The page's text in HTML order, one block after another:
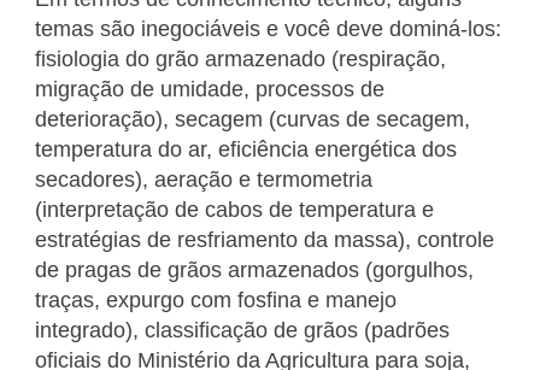
temas são inegociáveis e você deve dominá-los:
fisiologia do grão armazenado (respiração,
migração de umidade, processos de
deterioração), secagem (curvas de secagem,
temperatura do ar, eficiência energética dos
secadores), aeração e termometria
(interpretação de cabos de temperatura e
estratégias de resfriamento da massa), controle
de pragas de grãos armazenados (gorgulhos,
traças, expurgo com fosfina e manejo
integrado), classificação de grãos (padrões
oficiais do Ministério da Agricultura para soja,